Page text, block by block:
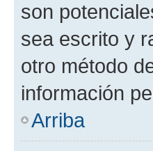
son
sea escrito y
otro método
información
Arriba